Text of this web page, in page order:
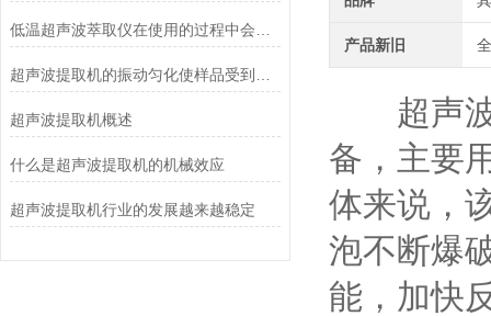
超声波提取机概述
什么是超声波提取机的机械效应
超声波提取机行业的发展越来越稳定
产品新旧
超声波
备，主要
体来说，
泡不断爆
能，加快